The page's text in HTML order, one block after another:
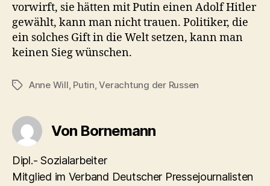
vorwirft, sie hätten mit Putin einen Adolf Hitler
gewählt, kann man nicht trauen. Politiker, die
ein solches Gift in die Welt setzen, kann man
keinen Sieg wünschen.
Schlagwörter
Anne Will, Putin,Verachtung der Russen
Von Bornemann
Dipl.- Sozialarbeiter
Mitglied im Verband Deutscher Pressejournalisten